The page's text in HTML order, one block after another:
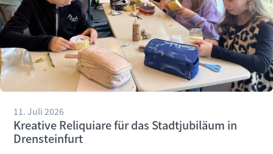
11. Juli 2026
Kreative Reliquiare für das Stadtjubiläum in
Drensteinfurt